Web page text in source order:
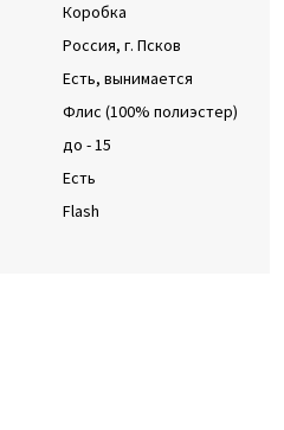
Коробка
Россия, г. Псков
Есть, вынимается
Флис (100% полиэстер)
до - 15
Есть
Flash